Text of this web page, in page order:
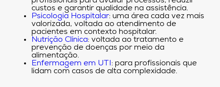
custos e garantir qualidade na assistência.
Psicologia Hospitalar: uma área cada vez mais
valorizada, voltada ao atendimento de
pacientes em contexto hospitalar.
Nutrição Clínica: voltada ao tratamento e
prevenção de doenças por meio da
alimentação.
Enfermagem em UTI : para profissionais que
lidam com casos de alta complexidade.